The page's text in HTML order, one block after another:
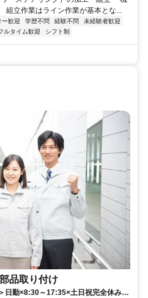
組立作業はライン作業が基本とな...
ー歓迎 学歴不問 経験不問
未経験者歓迎
ルタイム歓迎 シフト制
品取り付け
日勤×8:30～17:35×土日祝完全休み▶